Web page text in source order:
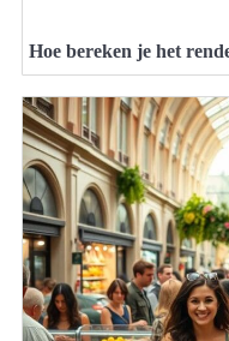
Hoe bereken je het